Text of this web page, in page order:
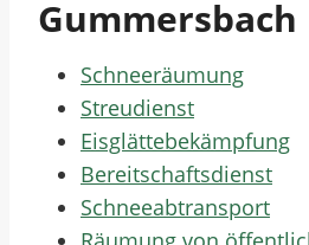
Gummersbach
Schneeräumung
Streudienst
Eisglättebekämpfung
Bereitschaftsdienst
Schneeabtransport